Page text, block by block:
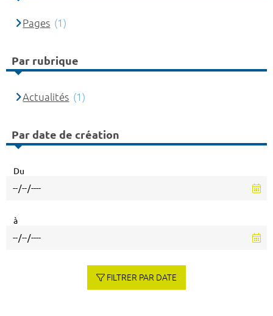
Pages (1)
Par rubrique
Actualités (1)
Par date de création
Du
à
FILTRER PAR DATE